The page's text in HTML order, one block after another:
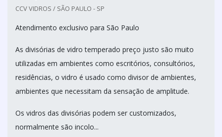
CCV VIDROS / SÃO PAULO - SP
Atendimento exclusivo para São Paulo
As divisórias de vidro temperado preço justo são muito
utilizadas em ambientes como escritórios, consultórios,
residências, o vidro é usado como divisor de ambientes,
ambientes que necessitam da sensação de amplitude.
Os vidros das divisórias podem ser customizados,
normalmente são incolo...